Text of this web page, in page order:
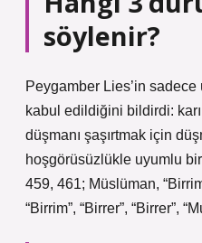
söylenir?
Peygamber Lies’in
kabul edildiğini bildirdi:
düşmanı şaşırtmak için
hoşgörüsüzlükle uyumlu
459, 461; Müslüman,
“Birrim”, “Birrer”, “Birrer”,